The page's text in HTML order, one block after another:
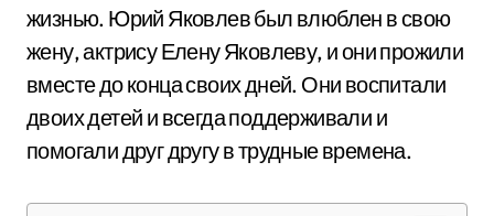
жизнью. Юрий Яковлев был влюблен в свою
жену, актрису Елену Яковлеву, и они прожили
вместе до конца своих дней. Они воспитали
двоих детей и всегда поддерживали и
помогали друг другу в трудные времена.